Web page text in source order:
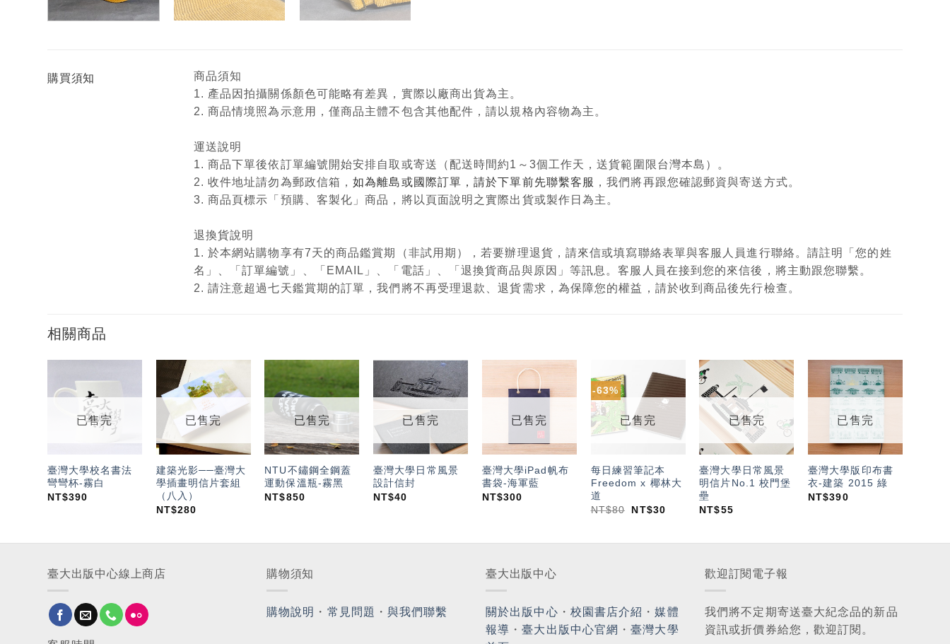
購買須知
商品須知
1. 產品因拍攝關係顏色可能略有差異，實際以廠商出貨為主。
2. 商品情境照為示意用，僅商品主體不包含其他配件，請以規格內容物為主。
運送說明
1. 商品下單後依訂單編號開始安排自取或寄送（配送時間約1～3個工作天，送貨範圍限台灣本島）。
2. 收件地址請勿為郵政信箱，如為離島或國際訂單，請於下單前先聯繫客服 ，我們將再跟您確認郵資與寄送方式。
3. 商品頁標示「預購、客製化」商品，將以頁面說明之實際出貨或製作日為主。
退換貨說明
1. 於本網站購物享有7天的商品鑑賞期（非試用期），若要辦理退貨，請來信或填寫聯絡表單與客服人員進行聯絡。請註明「您的姓
名」、「訂單編號」、「EMAIL」、「電話」、「退換貨商品與原因」等訊息。客服人員在接到您的來信後，將主動跟您聯繫。
2. 請注意超過七天鑑賞期的訂單，我們將不再受理退款、退貨需求，為保障您的權益，請於收到商品後先行檢查。
相關商品
加入
「願
望輕
單」
已售完
臺灣大學校名書法
彎彎杯-霧白
NT$390
加入
「願
望輕
單」
已售完
建築光影──臺灣大
學插畫明信片套組
（八入）
NT$280
加入
望輕
已售完
NTU不鏽鋼全鋼蓋
運動保溫瓶-霧黑
NT$850
加入
「願
已售完
臺灣大學日常風景
設計信封
NT$40
加入
已售完
臺灣大學iPad帆布
書袋-海軍藍
NT$300
-63%
加入
已售完
每日練習筆記本
Freedom x 椰林大
道
NT$80 NT$30
加入
單」
已售完
臺灣大學日常風景
明信片No.1 校門堡
壘
NT$55
加入
「願
已售完
臺灣大學版印布書
衣-建築 2015 綠
NT$390
臺大出版中心線上商店 購物須知
購物說明 ・ 常見問題 ・與我們聯繫
臺大出版中心
關於出版中心 ・ 校園書店介紹 ・媒體
報導 ・臺大出版中心官網 ・臺灣大學
歡迎訂閱電子報
我們將不定期寄送臺大紀念品的新品
資訊或折價券給您，歡迎訂閱。